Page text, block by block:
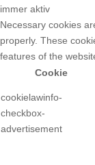
immer aktiv
Necessary cookies
properly. These
features of the
Cookie
cookielawinfo-
checkbox-
advertisement